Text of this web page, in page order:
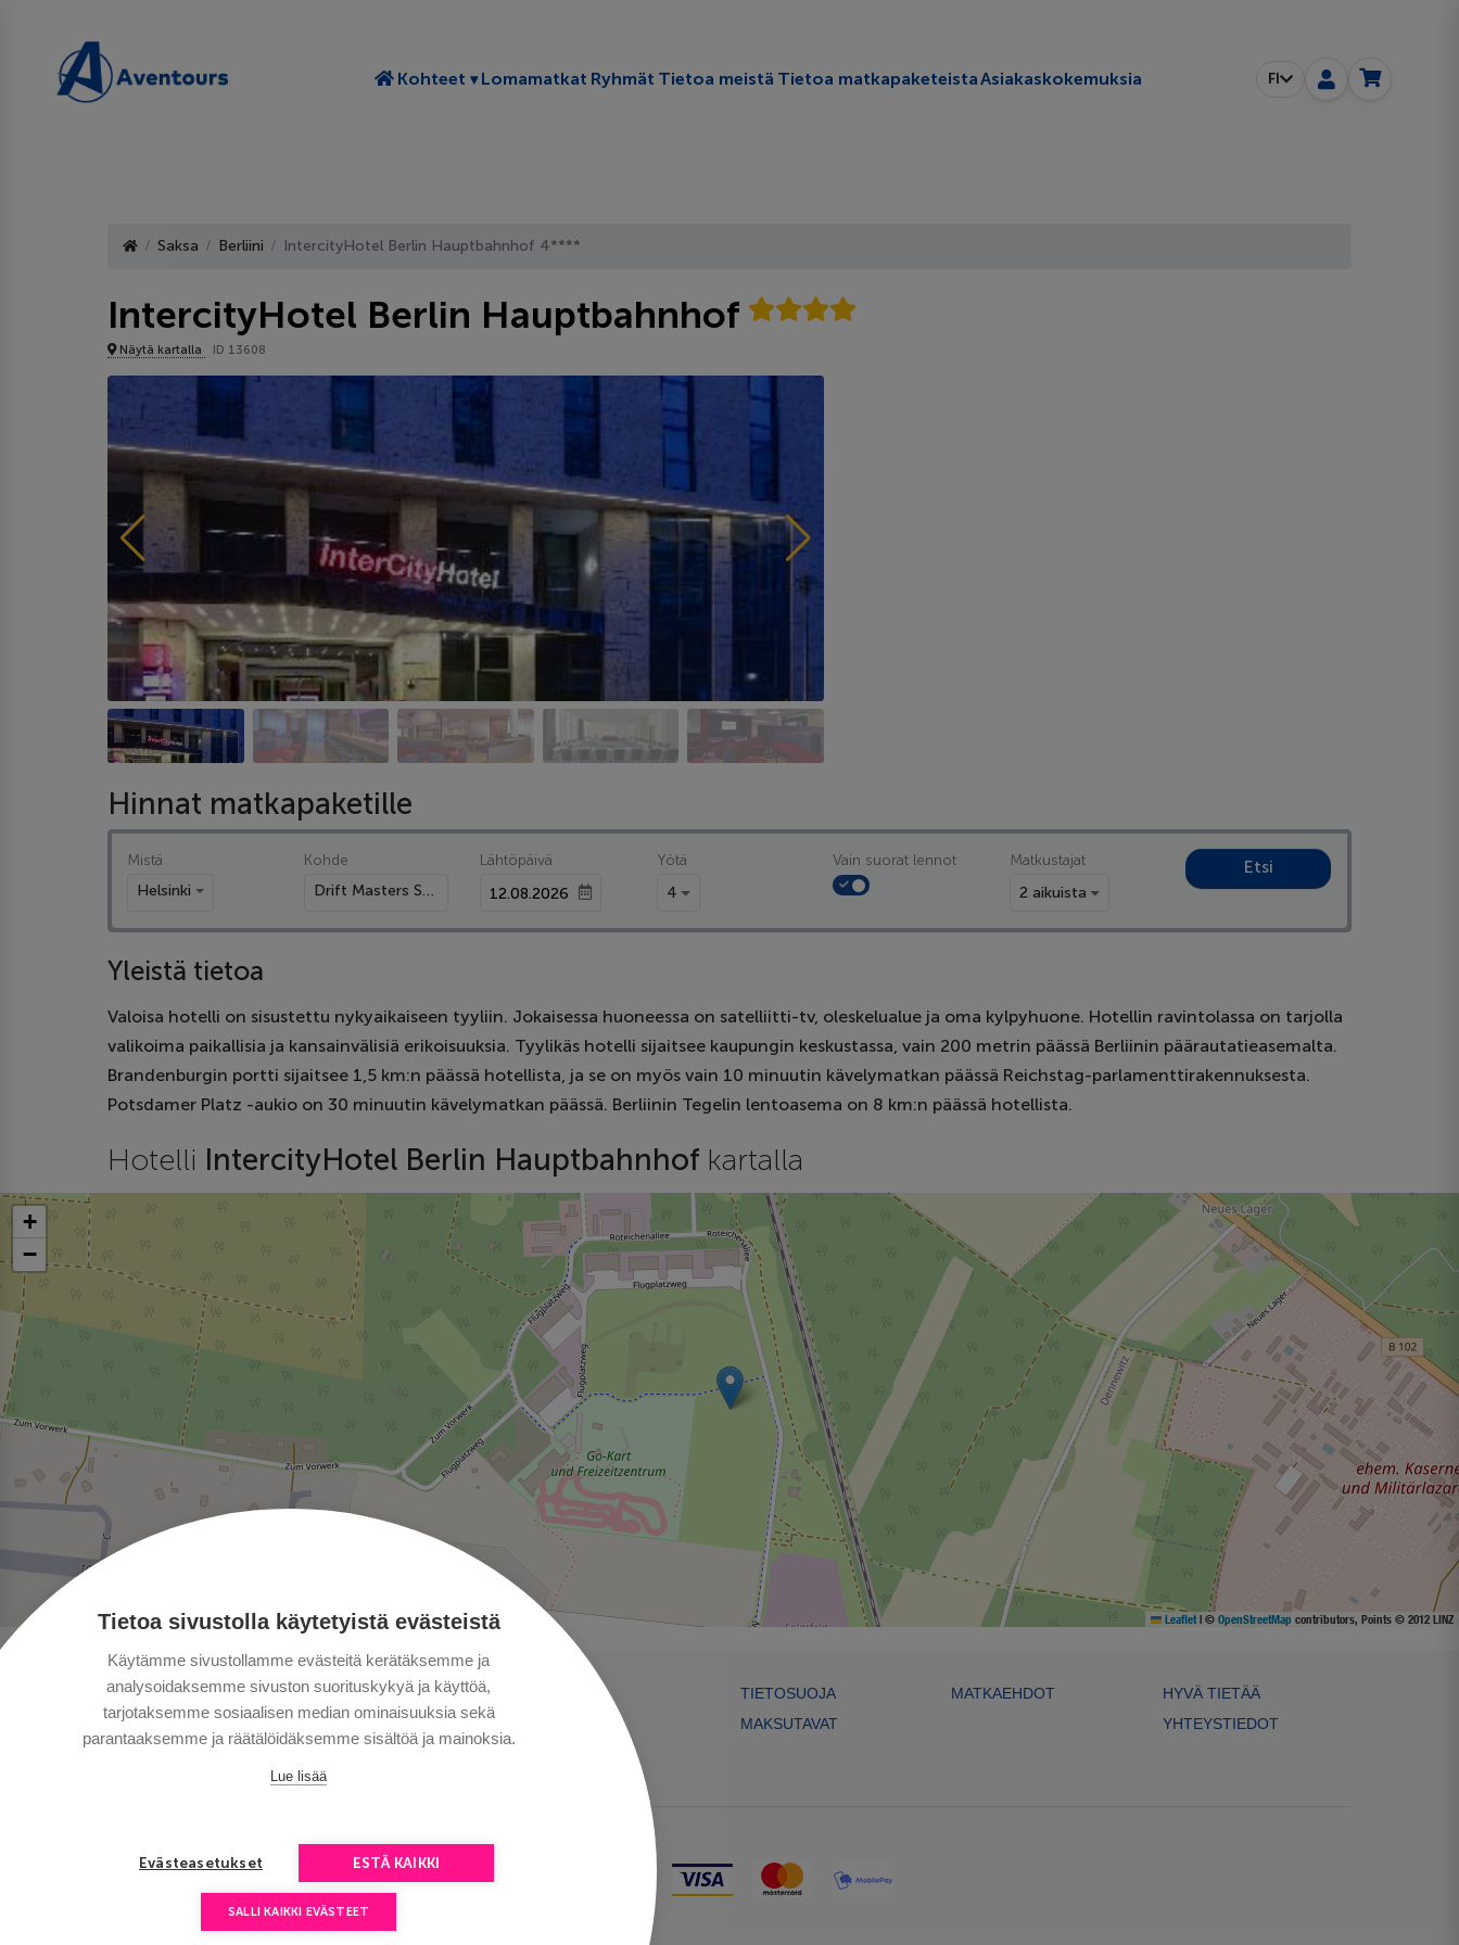
Tietoa sivustolla käytetyistä evästeistä
Käytämme sivustollamme evästeitä kerätäksemme ja
analysoidaksemme sivuston suorituskykyä ja käyttöä,
tarjotaksemme sosiaalisen median ominaisuuksia sekä
parantaaksemme ja räätälöidäksemme sisältöä ja mainoksia.
Lue lisää
Evästeasetukset ESTÄ KAIKKI
SALLI KAIKKI EVÄSTEET
Kohteet Toggle submenu
Lomamatkat Ryhmät Tietoa meistä Tietoa matkapaketeistaAsiakaskokemuksia FI
Saksa Berliini IntercityHotel Berlin Hauptbahnhof 4****
IntercityHotel Berlin Hauptbahnhof
Näytä kartalla ID 13608
Hinnat matkapaketille
Mistä
Helsinki
Kohde
Drift Masters Saksa 12-16.8.
Lähtöpäivä
Yötä
4
Vain suorat lennot
Matkustajat
2 aikuista
Etsi
Yleistä tietoa
Valoisa hotelli on sisustettu nykyaikaiseen tyyliin. Jokaisessa huoneessa on satelliitti-tv, oleskelualue ja oma kylpyhuone. Hotellin ravintolassa on tarjolla
valikoima paikallisia ja kansainvälisiä erikoisuuksia. Tyylikäs hotelli sijaitsee kaupungin keskustassa, vain 200 metrin päässä Berliinin päärautatieasemalta.
Brandenburgin portti sijaitsee 1,5 km:n päässä hotellista, ja se on myös vain 10 minuutin kävelymatkan päässä Reichstag-parlamenttirakennuksesta.
Potsdamer Platz -aukio on 30 minuutin kävelymatkan päässä. Berliinin Tegelin lentoasema on 8 km:n päässä hotellista.
Hotelli IntercityHotel Berlin Hauptbahnhof kartalla
+
−
Leaflet © OpenStreetMap contributors, Points © 2012 LINZ
TIETOSUOJA
MAKSUTAVAT
MATKAEHDOT
HYVÄ TIETÄÄ
YHTEYSTIEDOT